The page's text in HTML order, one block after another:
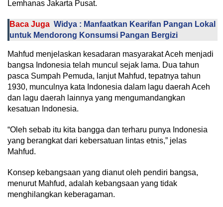
Lemhanas Jakarta Pusat.
Baca Juga Widya : Manfaatkan Kearifan Pangan Lokal
untuk Mendorong Konsumsi Pangan Bergizi
Mahfud menjelaskan kesadaran masyarakat Aceh menjadi
bangsa Indonesia telah muncul sejak lama. Dua tahun
pasca Sumpah Pemuda, lanjut Mahfud, tepatnya tahun
1930, munculnya kata Indonesia dalam lagu daerah Aceh
dan lagu daerah lainnya yang mengumandangkan
kesatuan Indonesia.
“Oleh sebab itu kita bangga dan terharu punya Indonesia
yang berangkat dari kebersatuan lintas etnis,” jelas
Mahfud.
Konsep kebangsaan yang dianut oleh pendiri bangsa,
menurut Mahfud, adalah kebangsaan yang tidak
menghilangkan keberagaman.